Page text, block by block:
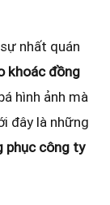
nhất quán
khoác đồng
hình ảnh mà
đây là những
phục công ty